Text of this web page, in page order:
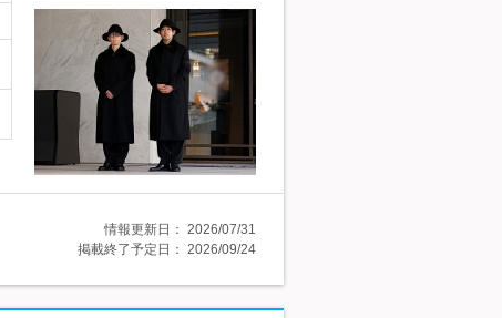
情報更新日： 2026/07/31
掲載終了予定日： 2026/09/24